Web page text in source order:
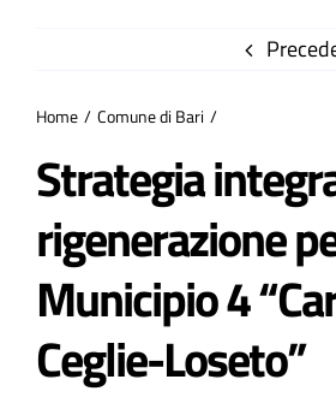
Partecipa
Comuni
Atti e Docunenti
Home Comune di Bari
Strategia
rigenerazione
Municipio 4
Ceglie-Loseto”